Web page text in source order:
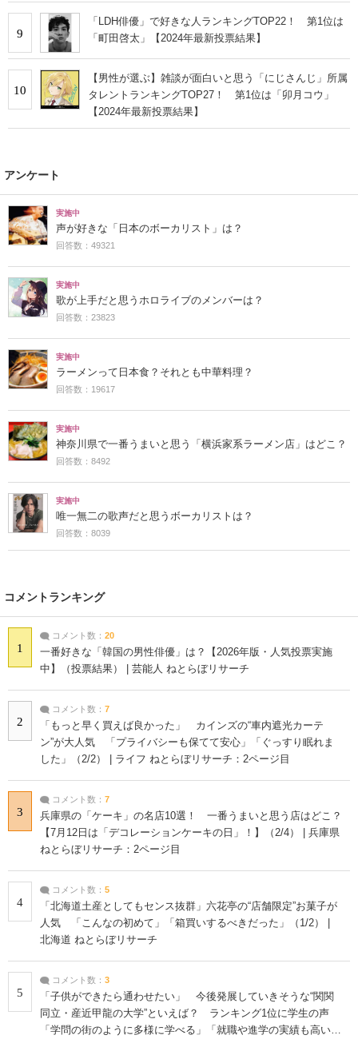
9
「LDH俳優」で好きな人ランキングTOP22！ 第1位は
「町田啓太」【2024年最新投票結果】
10
【男性が選ぶ】雑談が面白いと思う「にじさんじ」所属
タレントランキングTOP27！ 第1位は「卯月コウ」
【2024年最新投票結果】
アンケート
実施中
声が好きな「日本のボーカリスト」は？
回答数：49321
実施中
歌が上手だと思うホロライブのメンバーは？
回答数：23823
実施中
ラーメンって日本食？それとも中華料理？
回答数：19617
実施中
神奈川県で一番うまいと思う「横浜家系ラーメン店」はどこ？
回答数：8492
実施中
唯一無二の歌声だと思うボーカリストは？
回答数：8039
コメントランキング
1
コメント数： 20
一番好きな「韓国の男性俳優」は？【2026年版・人気投票実施
中】（投票結果） | 芸能人 ねとらぼリサーチ
2
コメント数： 7
「もっと早く買えば良かった」 カインズの“車内遮光カーテ
ン”が大人気 「プライバシーも保てて安心」「ぐっすり眠れま
した」（2/2） | ライフ ねとらぼリサーチ：2ページ目
3
コメント数： 7
兵庫県の「ケーキ」の名店10選！ 一番うまいと思う店はどこ？
【7月12日は「デコレーションケーキの日」！】（2/4） | 兵庫県
ねとらぼリサーチ：2ページ目
4
コメント数： 5
「北海道土産としてもセンス抜群」六花亭の“店舗限定”お菓子が
人気 「こんなの初めて」「箱買いするべきだった」（1/2） |
北海道 ねとらぼリサーチ
5
コメント数： 3
「子供ができたら通わせたい」 今後発展していきそうな“関関
同立・産近甲龍の大学”といえば？ ランキング1位に学生の声
「学問の街のように多様に学べる」「就職や進学の実績も高い」